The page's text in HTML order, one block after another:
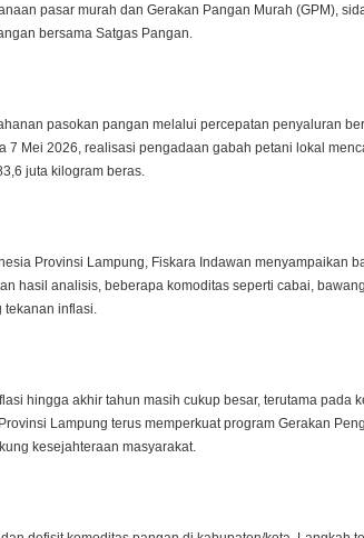
pasar murah dan Gerakan Pangan Murah (GPM),
bersama Satgas Pangan.
pasokan pangan melalui percepatan penyaluran
Mei 2026, realisasi pengadaan gabah petani lokal
juta kilogram beras.
Provinsi Lampung, Fiskara Indawan menyampaikan
hasil analisis, beberapa komoditas seperti cabai,
inflasi.
hingga akhir tahun masih cukup besar, terutama pada
Lampung terus memperkuat program Gerakan
kesejahteraan masyarakat.